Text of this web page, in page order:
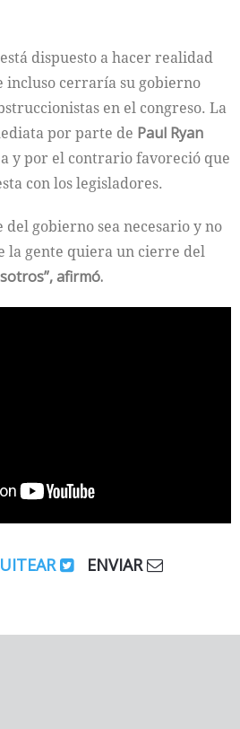
dispuesto a hacer realidad
incluso cerraría su gobierno
en el congreso. La
por parte de Paul Ryan
y por el contrario favoreció que
con los legisladores.
del gobierno sea necesario y no
la gente quiera un cierre del
afirmó.
ENVIAR